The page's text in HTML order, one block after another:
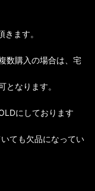
ます。
数購入の場合は、宅
なります。
にしております
ても欠品になってい